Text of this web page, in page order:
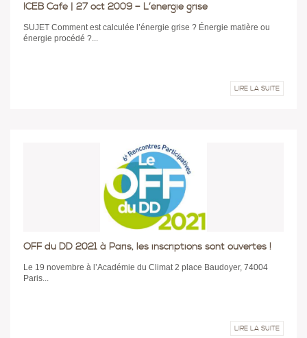
ICEB Café | 27 oct 2009 – L’énergie grise
SUJET Comment est calculée l’énergie grise ? Énergie matière ou
énergie procédé ?...
LIRE LA SUITE
OFF du DD 2021 à Paris, les inscriptions sont ouvertes !
Le 19 novembre à l’Académie du Climat 2 place Baudoyer, 74004
Paris...
LIRE LA SUITE